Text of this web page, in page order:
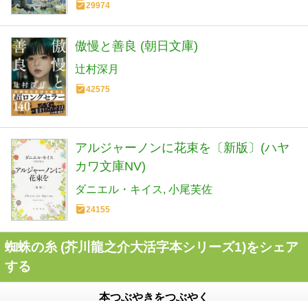
29974
傲慢と善良 (朝日文庫)
辻村深月
42575
アルジャーノンに花束を〔新版〕(ハヤ
カワ文庫NV)
ダニエル・キイス 小尾芙佐
24155
蜘蛛の糸 (芥川龍之介大活字本シリーズ1)をシェア
する
本つぶやきをつぶやく